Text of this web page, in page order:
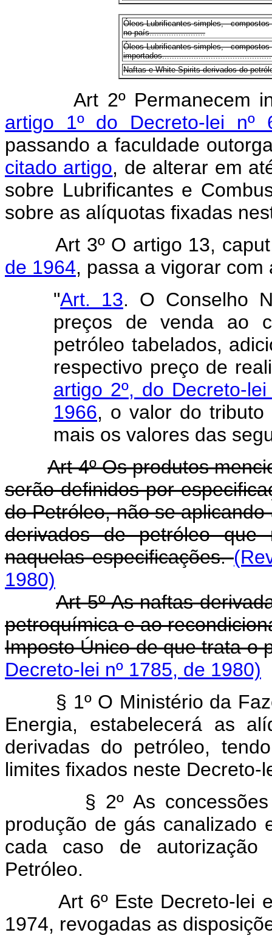
Óleos Lubrificantes simples, -
no país.......................
Óleos Lubrificantes simples, -
Naftas e White Spirits derivados do
Art 2º Permanecem
artigo 1º do Decreto-lei
passando a faculdade
citado artigo, de alterar em
sobre Lubrificantes e
sobre as alíquotas fixadas
Art 3º O artigo 13,
de 1964, passa a vigorar
"Art. 13. O Conselho
preços de venda ao
petróleo tabelados,
respectivo preço de
artigo 2º, do Decreto-
1966, o valor do
mais os valores das
Art 4º Os produtos
serão definidos por
do Petróleo, não se
derivados de petróleo que
naquelas especificações.
1980)
Art 5º As naftas
petroquímica e ao
Imposto Único de que trata o
Decreto-lei nº 1785, de 1980)
§ 1º O Ministério da
Energia, estabelecerá as
derivadas do petróleo,
limites fixados neste Decreto-
§ 2º As concessões
produção de gás canalizado
cada caso de
Petróleo.
Art 6º Este Decreto-lei
1974, revogadas as